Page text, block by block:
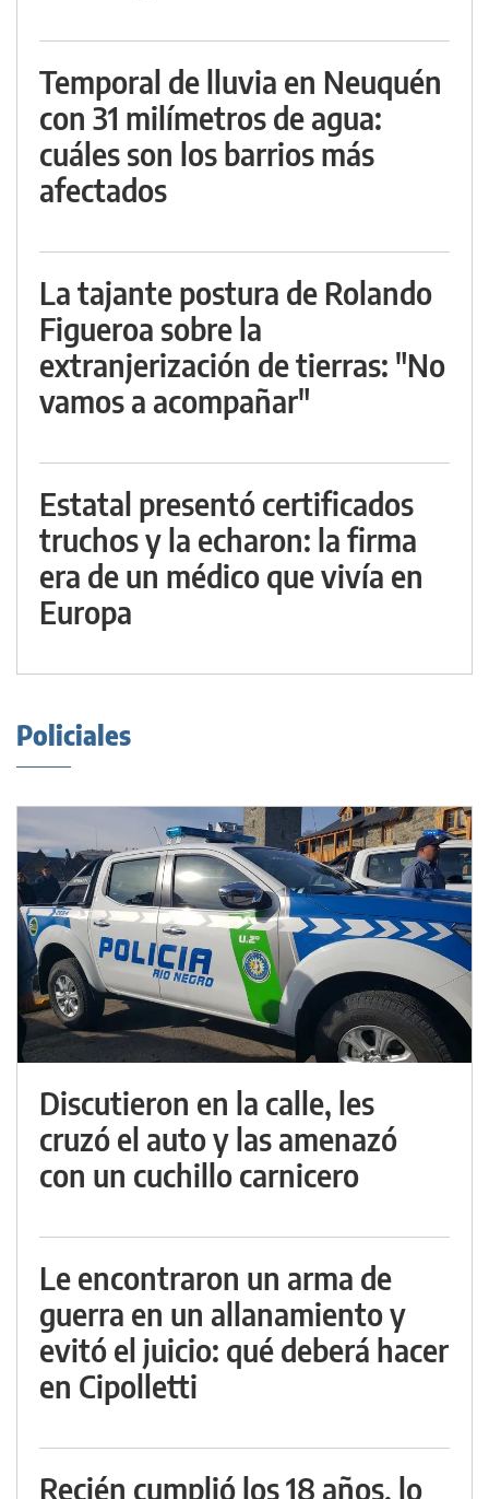
Temporal de lluvia en Neuquén
con 31 milímetros de agua:
cuáles son los barrios más
afectados
La tajante postura de Rolando
Figueroa sobre la
extranjerización de tierras: "No
vamos a acompañar"
Estatal presentó certificados
truchos y la echaron: la firma
era de un médico que vivía en
Europa
Policiales
Discutieron en la calle, les
cruzó el auto y las amenazó
con un cuchillo carnicero
Le encontraron un arma de
guerra en un allanamiento y
evitó el juicio: qué deberá hacer
en Cipolletti
Recién cumplió los 18 años, lo